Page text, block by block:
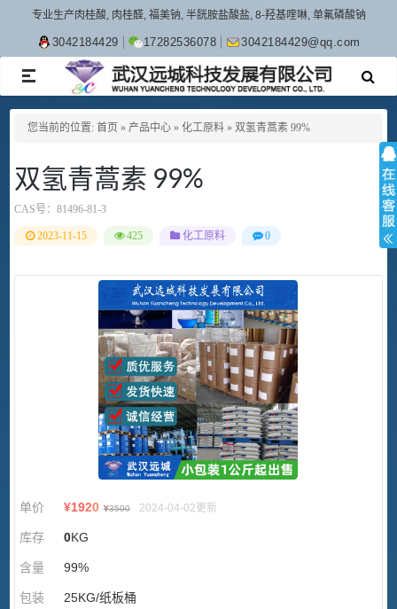
专业生产肉桂酸, 肉桂醛, 福美钠, 半胱胺盐酸盐, 8-羟基喹啉, 单氟磷酸钠
3042184429 17282536078 3042184429@qq.com
TOGGLE
NAVIGATION
您当前的位置: 首页 » 产品中心 » 化工原料 » 双氢青蒿素 99%
双氢青蒿素 99%
CAS号： 81496-81-3
2023-11-15 425 化工原料 0
单价 ¥1920 ¥3500 2024-04-02更新
库存 0KG
含量 99%
包装 25KG/纸板桶